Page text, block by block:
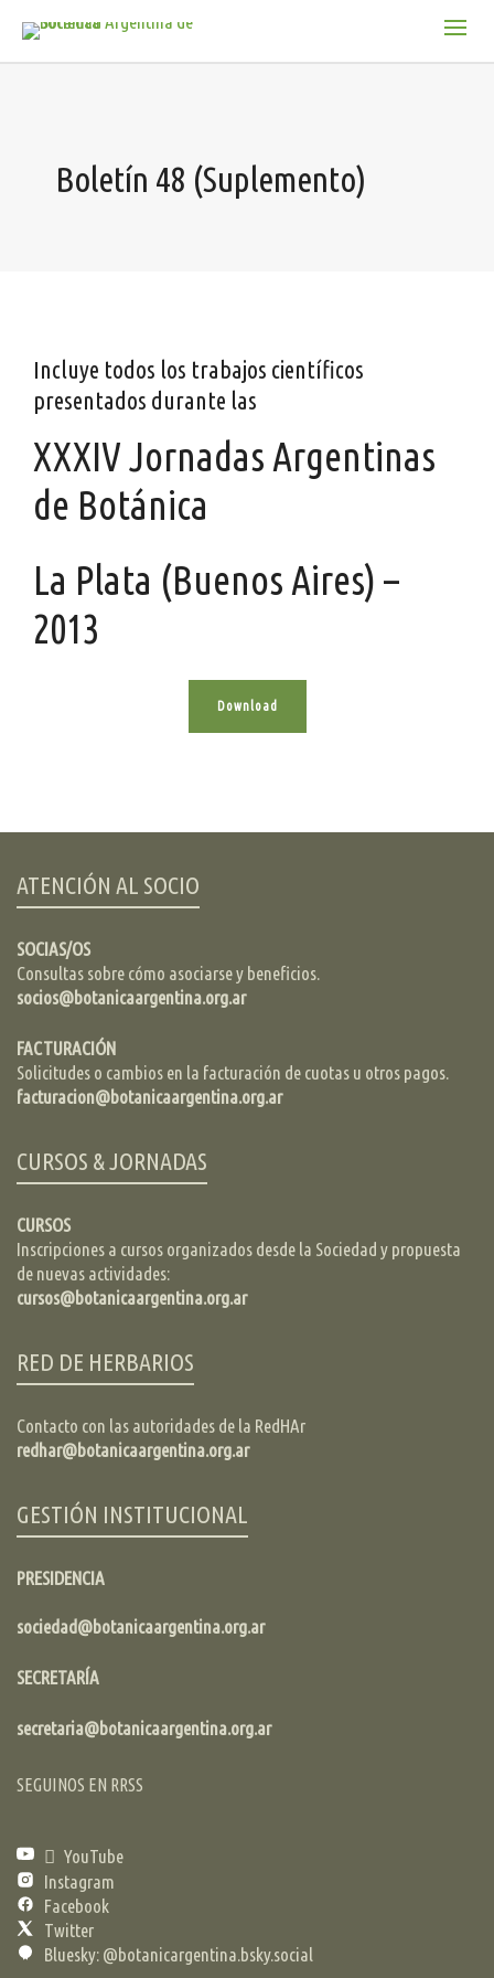
Boletín 48 (Suplemento)
Incluye todos los trabajos científicos
presentados durante las
XXXIV Jornadas Argentinas
de Botánica
La Plata (Buenos Aires) –
2013
Download
ATENCIÓN AL SOCIO
SOCIAS/OS
Consultas sobre cómo asociarse y beneficios.
socios@botanicaargentina.org.ar
FACTURACIÓN
Solicitudes o cambios en la facturación de cuotas u otros pagos.
facturacion@botanicaargentina.org.ar
CURSOS & JORNADAS
CURSOS
Inscripciones a cursos organizados desde la Sociedad y propuesta
de nuevas actividades:
cursos@botanicaargentina.org.ar
RED DE HERBARIOS
Contacto con las autoridades de la RedHAr
redhar@botanicaargentina.org.ar
GESTIÓN INSTITUCIONAL
PRESIDENCIA
sociedad@botanicaargentina.org.ar
SECRETARÍA
secretaria@botanicaargentina.org.ar
SEGUINOS EN RRSS
YouTube
Instagram
Facebook
Twitter
Bluesky: @botanicargentina.bsky.social